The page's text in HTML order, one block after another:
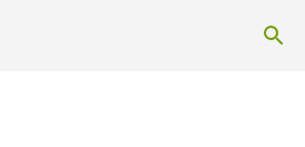
principal